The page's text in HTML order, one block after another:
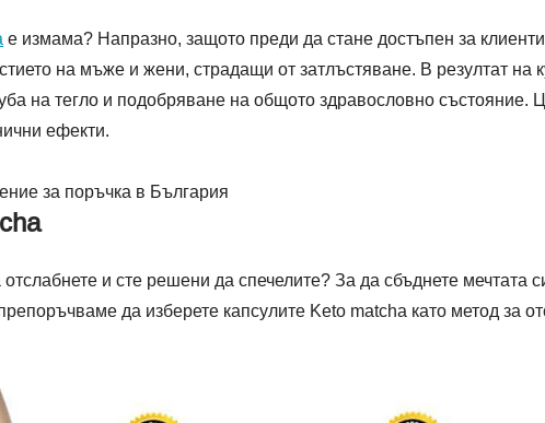
е измама? Напразно, защото преди да стане достъпен за
на мъже и жени, страдащи от затлъстяване. В резултат на
на тегло и подобряване на общото здравословно състояние.
ефекти.
за поръчка в България
отслабнете и сте решени да спечелите? За да сбъднете мечтата
да изберете капсулите Keto matcha като метод за